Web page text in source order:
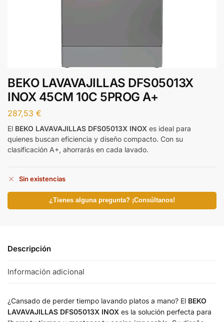
BEKO LAVAVAJILLAS DFS05013X
INOX 45CM 10C 5PROG A+
287,53 €
El BEKO LAVAVAJILLAS DFS05013X INOX es ideal para
quienes buscan eficiencia y diseño compacto. Con su
clasificación A+, ahorrarás en cada lavado.
Sin existencias
¿Tienes alguna pregunta? ¡Consúltanos!
Descripción
Información adicional
¿Cansado de perder tiempo lavando platos a mano? El BEKO
LAVAVAJILLAS DFS05013X INOX es la solución perfecta para